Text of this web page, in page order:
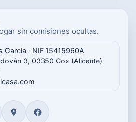
sin comisiones ocultas.
Garcia · NIF 15415960A
3, 03350 Cox (Alicante)